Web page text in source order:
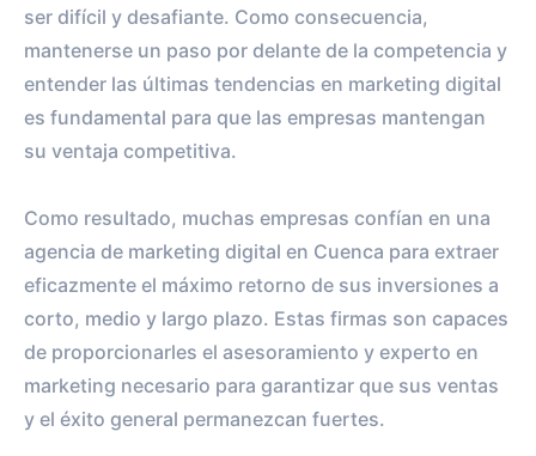
ser difícil y desafiante. Como consecuencia,
mantenerse un paso por delante de la competencia y
entender las últimas tendencias en marketing digital
es fundamental para que las empresas mantengan
su ventaja competitiva.
Como resultado, muchas empresas confían en una
agencia de marketing digital en Cuenca para extraer
eficazmente el máximo retorno de sus inversiones a
corto, medio y largo plazo. Estas firmas son capaces
de proporcionarles el asesoramiento y experto en
marketing necesario para garantizar que sus ventas
y el éxito general permanezcan fuertes.